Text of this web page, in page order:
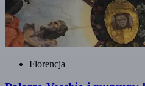
Florencja